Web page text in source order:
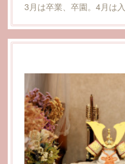
3月は卒業、卒園。4月は